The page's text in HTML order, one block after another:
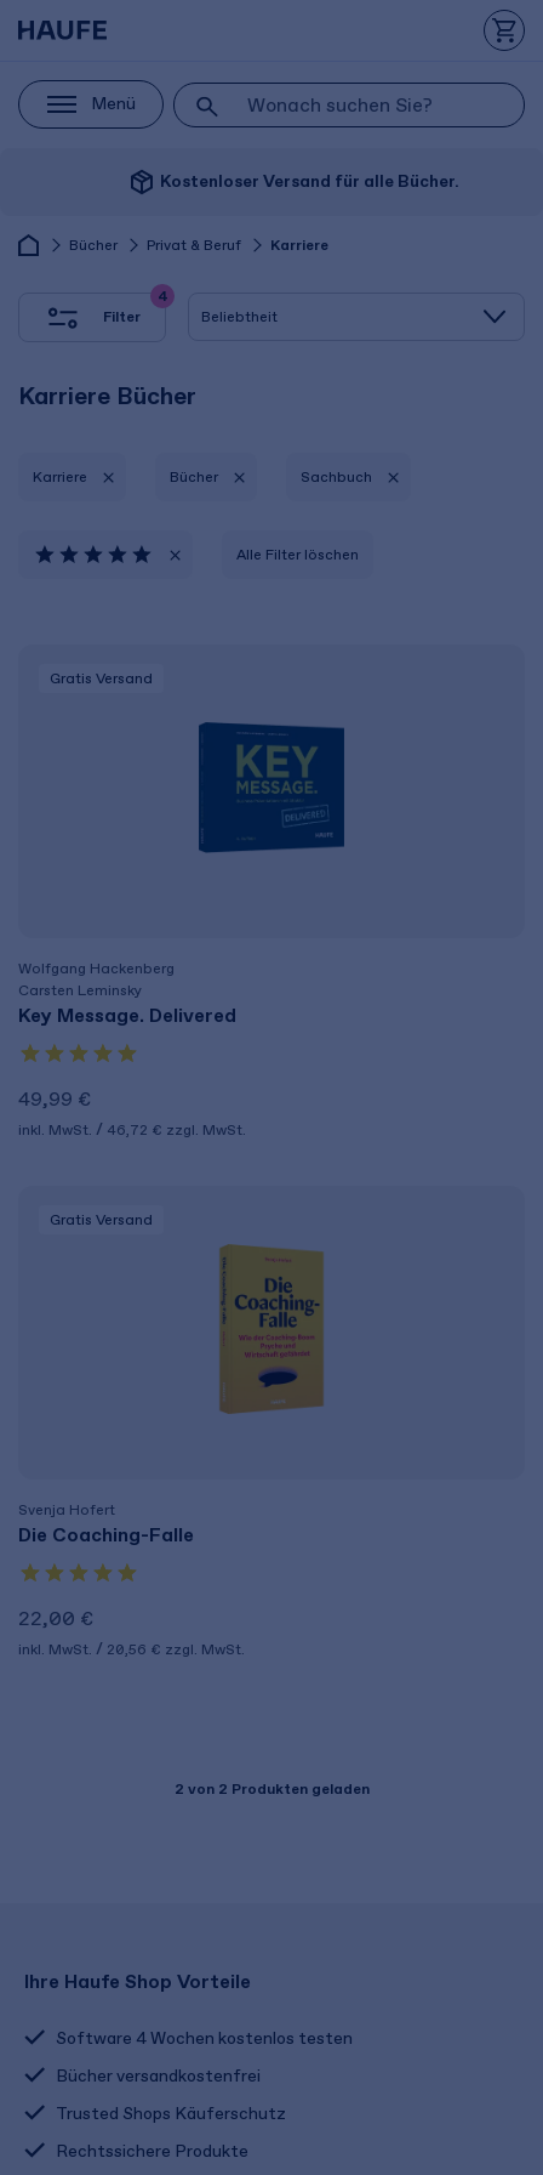
Menü
package_2 Kostenloser Versand für alle Bücher.
Bücher Privat & Beruf Karriere
Filter
4
Karriere Bücher
Karriere Bücher Sachbuch
Alle Filter löschen
Gratis Versand
Wolfgang Hackenberg
Carsten Leminsky
Key Message. Delivered
49,99 €
inkl. MwSt. 46,72 € zzgl. MwSt.
Gratis Versand
Svenja Hofert
Die Coaching-Falle
22,00 €
inkl. MwSt. 20,56 € zzgl. MwSt.
2 von 2 Produkten geladen
Ihre Haufe Shop Vorteile
Software 4 Wochen kostenlos testen
Bücher versandkostenfrei
Trusted Shops Käuferschutz
Rechtssichere Produkte